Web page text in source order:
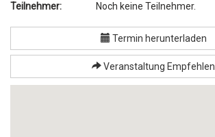
Teilnehmer:
Noch keine Teilnehmer.
Termin herunterladen
Veranstaltung Empfehlen